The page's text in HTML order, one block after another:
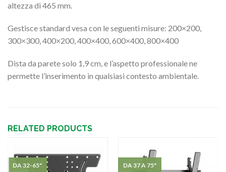
altezza di 465 mm.
Gestisce standard vesa con le seguenti misure: 200×200,
300×300, 400×200, 400×400, 600×400, 800×400
Dista da parete solo 1,9 cm, e l’aspetto professionale ne
permette l’inserimento in qualsiasi contesto ambientale.
RELATED PRODUCTS
DA 32-65" DA 37 A 75"